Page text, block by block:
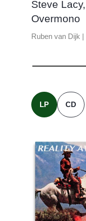
Steve
Overmono
Ruben van Dijk |
LP CD